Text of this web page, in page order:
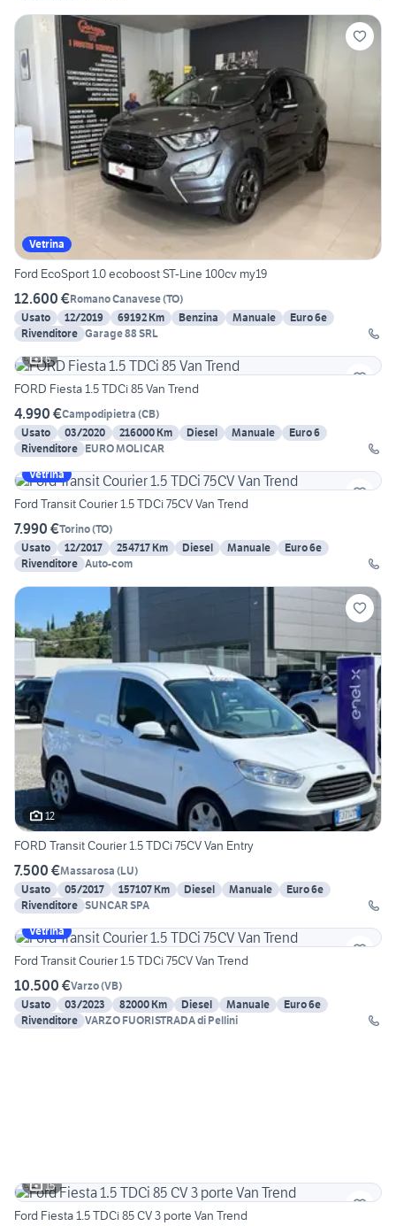
Vetrina
Ford EcoSport 1.0 ecoboost ST-Line 100cv my19
12.600 €Romano Canavese(TO)
Usato
12/2019 69192 Km Benzina Manuale
Euro 6e
Rivenditore Garage 88 SRL
6
FORD Fiesta 1.5 TDCi 85 Van Trend
4.990 €Campodipietra (CB)
Usato
03/2020 216000 Km Diesel Manuale
Euro 6
Rivenditore EURO MOLICAR
Vetrina
Ford Transit Courier 1.5 TDCi 75CV Van Trend
7.990 €Torino(TO)
Usato
12/2017 254717 Km Diesel Manuale
Euro 6e
Rivenditore Auto-com
12
FORD Transit Courier 1.5 TDCi 75CV Van Entry
7.500 €Massarosa (LU)
Usato
05/2017 157107 Km Diesel Manuale
Euro 6e
Rivenditore SUNCAR SPA
Vetrina
Ford Transit Courier 1.5 TDCi 75CV Van Trend
10.500 €Varzo(VB)
Usato
03/2023 82000 Km Diesel Manuale
Euro 6e
Rivenditore VARZO FUORISTRADA di Pellini
15
Ford Fiesta 1.5 TDCi 85 CV 3 porte Van Trend